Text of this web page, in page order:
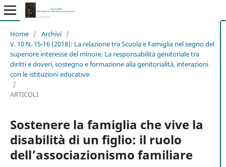
Home / Archivi /
V. 10 N. 15-16 (2018): La relazione tra Scuola e Famiglia nel segno del
superiore interesse del minore. La responsabilità genitoriale tra
diritti e doveri, sostegno e formazione alla genitorialità, interazioni
con le istituzioni educative
/
ARTICOLI
Sostenere la famiglia che vive la
disabilità di un figlio: il ruolo
dell’associazionismo familiare